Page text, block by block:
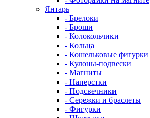
Янтарь
- Брелоки
- Броши
- Колокольчики
- Кольца
- Кошельковые фигурки
- Кулоны-подвески
- Магниты
- Наперстки
- Подсвечники
- Сережки и браслеты
- Фигурки